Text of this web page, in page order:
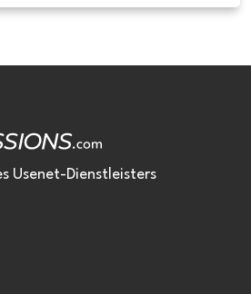
Usenet-Dienstleisters